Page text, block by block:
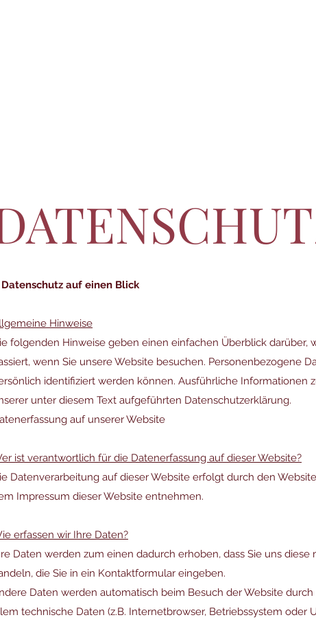
Datenschutz auf einen Blick
Hinweise
folgenden Hinweise geben einen einfachen Überblick darüber,
wenn Sie unsere Website besuchen. Personenbezogene
identifiziert werden können. Ausführliche Informationen
unter diesem Text aufgeführten Datenschutzerklärung.
auf unserer Website
ist verantwortlich für die Datenerfassung auf dieser Website?
Datenverarbeitung auf dieser Website erfolgt durch den
Impressum dieser Website entnehmen.
erfassen wir Ihre Daten?
Daten werden zum einen dadurch erhoben, dass Sie uns diese
die Sie in ein Kontaktformular eingeben.
Daten werden automatisch beim Besuch der Website
technische Daten (z.B. Internetbrowser, Betriebssystem oder